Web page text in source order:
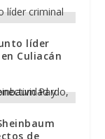
líder
Culiacán
de